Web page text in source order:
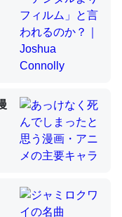
昆虫はなぜ海にいな
足してて両方に不
って面白い。海に
カルシウムを使わ
違うのか？